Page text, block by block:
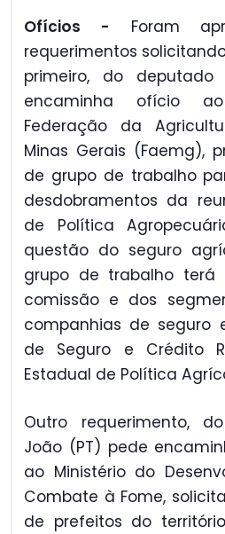
Ofícios - Foram
requerimentos
primeiro, do deputado
encaminha ofício
Federação da
Minas Gerais (Faemg),
de grupo de trabalho
desdobramentos da
de Política
questão do seguro
grupo de trabalho terá
comissão e dos
companhias de seguro
de Seguro e Crédito
Estadual de Política
Outro requerimento,
João (PT) pede
ao Ministério do
Combate à Fome,
de prefeitos do